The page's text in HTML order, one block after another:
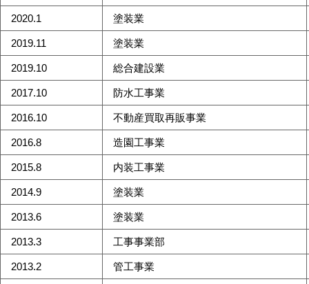
2020.1 塗装業
2019.11 塗装業
2019.10 総合建設業
2017.10 防水工事業
2016.10 不動産買取再販事業
2016.8 造園工事業
2015.8 内装工事業
2014.9 塗装業
2013.6 塗装業
2013.3 工事事業部
2013.2 管工事業